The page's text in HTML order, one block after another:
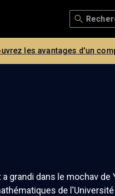
les avantages d'un
grandi dans le mochav de
de